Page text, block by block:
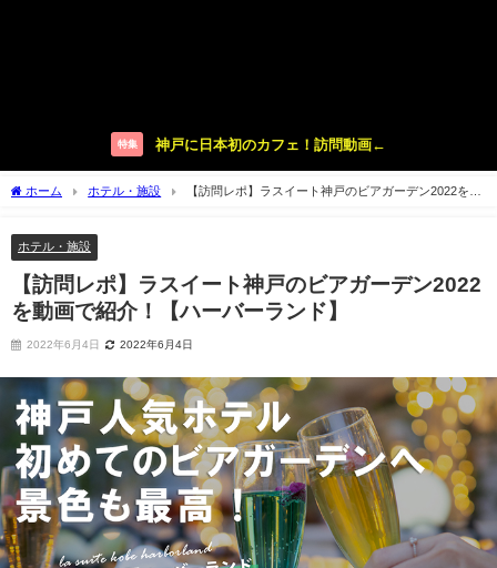
特集 神戸に日本初のカフェ！訪問動画←
ホーム ホテル・施設
【訪問レポ】ラスイート神戸のビアガーデン2022を動
ホテル・施設
【訪問レポ】ラスイート神戸のビアガーデン2022
を動画で紹介！【ハーバーランド】
2022年6月4日 2022年6月4日